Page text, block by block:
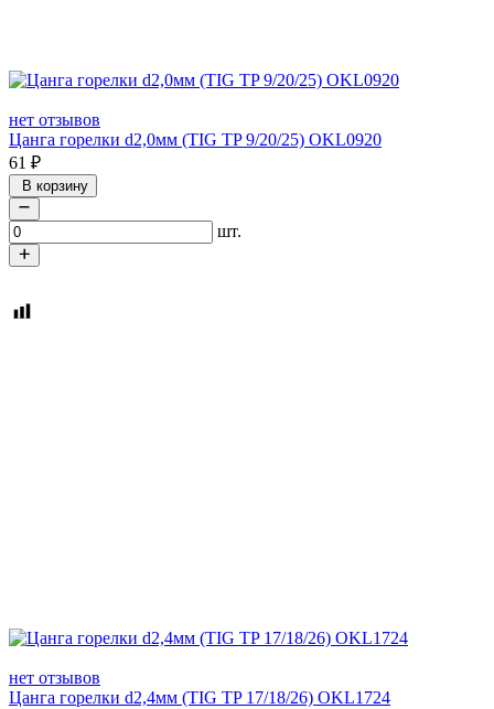
нет отзывов
Цанга горелки d2,0мм (TIG TP 9/20/25) OKL0920
61 ₽
В корзину
шт.
нет отзывов
Цанга горелки d2,4мм (TIG TP 17/18/26) OKL1724